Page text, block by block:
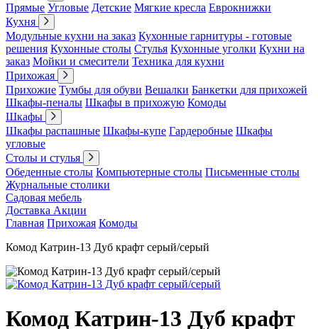
Прямые Угловые Детские Мягкие кресла Еврокнижки
Кухня
Модульные кухни на заказ Кухонные гарнитуры - готовые
решения Кухонные столы Стулья Кухонные уголки Кухни на
заказ Мойки и смесители Техника для кухни
Прихожая
Прихожие Тумбы для обуви Вешалки Банкетки для прихожей
Шкафы-пеналы Шкафы в прихожую Комоды
Шкафы
Шкафы распашные Шкафы-купе Гардеробные Шкафы
угловые
Столы и стулья
Обеденные столы Компьютерные столы Письменные столы
Журнальные столики
Садовая мебель
Доставка Акции
Главная Прихожая Комоды
Комод Катрин-13 Дуб крафт серый/серый
Комод Катрин-13 Дуб крафт